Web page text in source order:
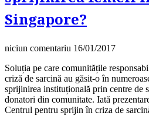
Singapore?
niciun comentariu 16/01/2017
Soluția pe care comunitățile
criză de sarcină au găsit-o în
sprijinirea instituțională prin centre de
donatori din comunitate. Iată
Centrul pentru sprijin în criza de